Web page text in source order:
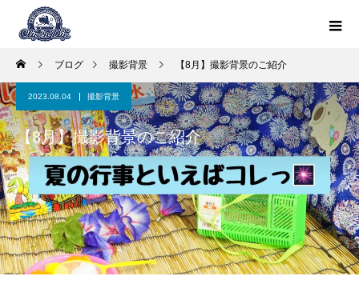
ブログ 撮影背景 【8月】撮影背景のご紹介
2023.08.04 撮影背景
【8月】撮影背景のご紹介